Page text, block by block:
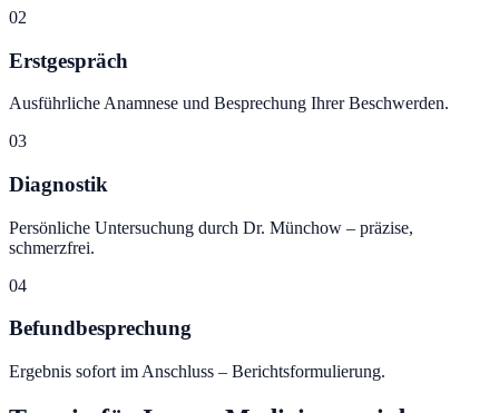
02
Erstgespräch
Ausführliche Anamnese und Besprechung Ihrer Beschwerden.
03
Diagnostik
Persönliche Untersuchung durch Dr. Münchow – präzise,
schmerzfrei.
04
Befundbesprechung
Ergebnis sofort im Anschluss – Berichtsformulierung.